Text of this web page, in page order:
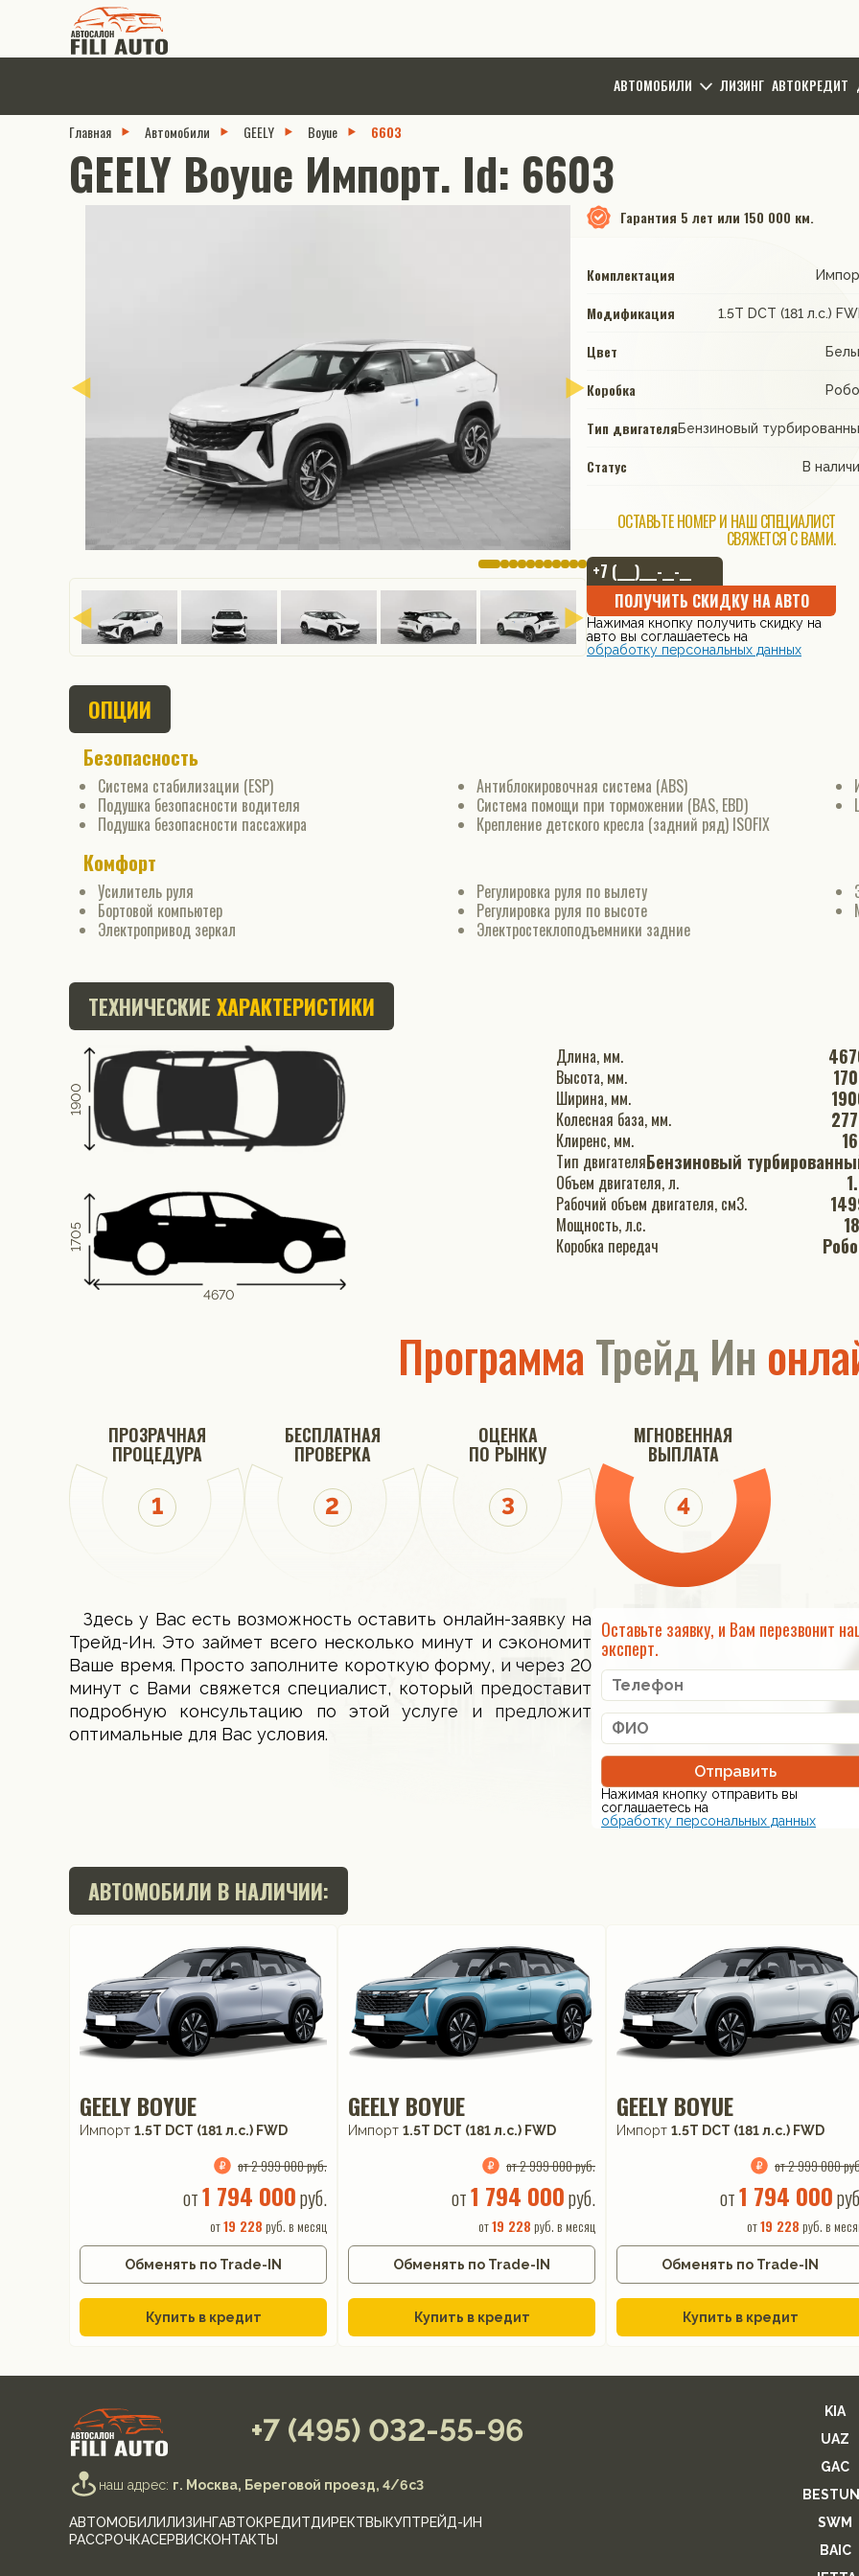
АВТОМОБИЛИ ЛИЗИНГ АВТОКРЕДИТ
Главная Автомобили GEELY Boyue 6603
GEELY Boyue Импорт. Id: 6603
Гарантия 5 лет или 150 000 км.
Комплектация
Модификация 1.5T DCT (181 л.с.)
Цвет
Коробка
Тип двигателяБензиновый
Статус В
ОСТАВЬТЕ НОМЕР И НАШ СПЕЦИАЛИСТ
СВЯЖЕТСЯ С ВАМИ.
ПОЛУЧИТЬ СКИДКУ НА АВТО
Нажимая кнопку получить скидку на
авто вы соглашаетесь на
обработку персональных данных
ОПЦИИ
Безопасность
Система стабилизации (ESP)
Подушка безопасности водителя
Подушка безопасности пассажира
Антиблокировочная система (ABS)
Система помощи при торможении (BAS, EBD)
Крепление детского кресла (задний ряд) ISOFIX
Комфорт
Усилитель руля
Бортовой компьютер
Электропривод зеркал
Регулировка руля по вылету
Регулировка руля по высоте
Электростеклоподъемники задние
ТЕХНИЧЕСКИЕ ХАРАКТЕРИСТИКИ
4670
1705
1900
Длина, мм.
Высота, мм.
Ширина, мм.
Колесная база, мм.
Клиренс, мм.
Тип двигателяБензиновый
Объем двигателя, л.
Рабочий объем двигателя, см3.
Мощность, л.с.
Коробка передач
ПрограммаТрейд Ин
ПРОЗРАЧНАЯ
ПРОЦЕДУРА
БЕСПЛАТНАЯ
ПРОВЕРКА
ОЦЕНКА
ПО РЫНКУ
МГНОВЕННАЯ
ВЫПЛАТА
Здесь у Вас есть возможность оставить онлайн-заявку на
Трейд-Ин. Это займет всего несколько минут и сэкономит
Ваше время. Просто заполните короткую форму, и через 20
минут с Вами свяжется специалист, который предоставит
подробную консультацию по этой услуге и предложит
оптимальные для Вас условия.
Оставьте заявку, и Вам перезвонит
эксперт.
Отправить
Нажимая кнопку отправить вы
соглашаетесь на
обработку персональных данных
АВТОМОБИЛИ В НАЛИЧИИ:
GEELY BOYUE
Импорт 1.5T DCT (181 л.с.) FWD
от 2 999 000 руб.
от1 794 000руб.
от19 228 руб. в месяц
Обменять по Trade-IN
Купить в кредит
GEELY BOYUE
Импорт 1.5T DCT (181 л.с.) FWD
от 2 999 000 руб.
от1 794 000руб.
от19 228 руб. в месяц
Обменять по Trade-IN
Купить в кредит
GEELY BOYUE
Импорт 1.5T DCT (181 л.с.) FWD
от 2 999 000
от1 794 000
от19 228 руб. в
Обменять по Trade-IN
Купить в кредит
+7 (495) 032-55-96
наш адрес: г. Москва, Береговой проезд, 4/6с3
АВТОМОБИЛИЛИЗИНГАВТОКРЕДИТДИРЕКТВЫКУПТРЕЙД-ИН
РАССРОЧКАСЕРВИСКОНТАКТЫ
KIA
UAZ
GAC
SWM
BAIC